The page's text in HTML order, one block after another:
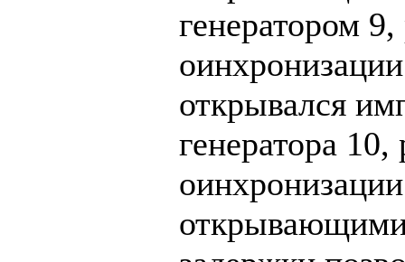
генератором
открывался
генератора